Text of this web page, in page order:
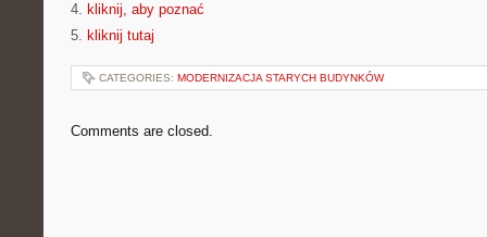
4. kliknij, aby poznać
5. kliknij tutaj
CATEGORIES: MODERNIZACJA STARYCH BUDYNKÓW
Comments are closed.